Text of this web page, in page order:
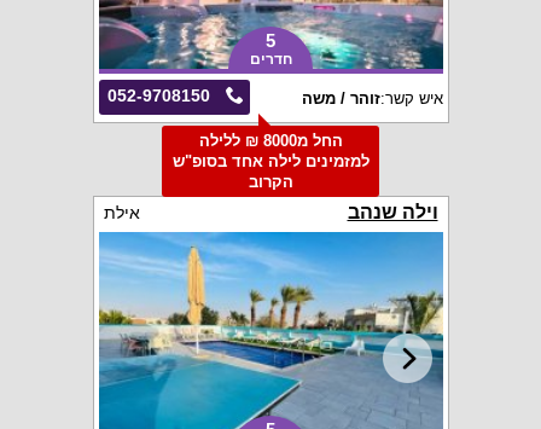
5
חדרים
052-9708150 איש קשר:זוהר / משה
החל מ8000 ₪ ללילה
למזמינים לילה אחד בסופ"ש
הקרוב
וילה שנהב אילת